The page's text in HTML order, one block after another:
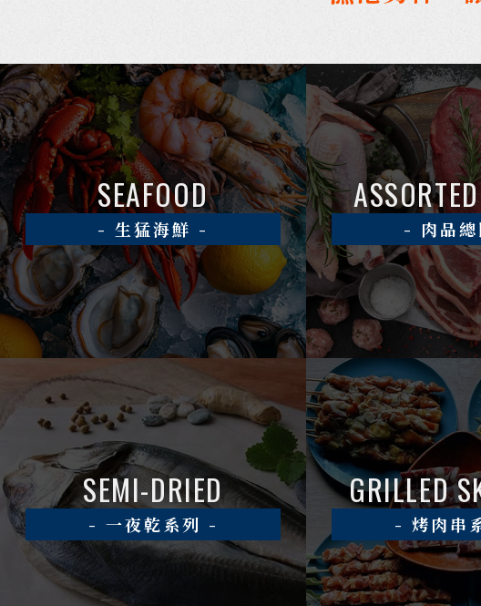
SEAFOOD
生猛海鮮 肉品總
SEMI-DRIED
一夜乾系列
GRILLED
烤肉串